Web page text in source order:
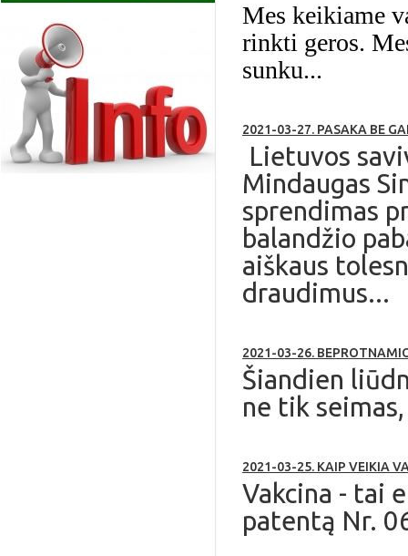
Mes keikiame
rinkti geros.
sunku...
2021-03-27. PASAKA BE
Lietuvos
Mindaugas
sprendimas
balandžio
aiškaus
draudimus...
2021-03-26.
Šiandien
ne tik
2021-03-25. KAIP VEIKIA
Vakcina - tai
patentą Nr.